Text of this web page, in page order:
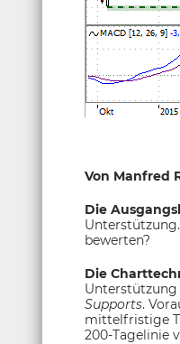
Von Manfred
Die
Unterstützung.
bewerten?
Die
Unterstützung
Supports.
mittelfristige
200-Tagelinie